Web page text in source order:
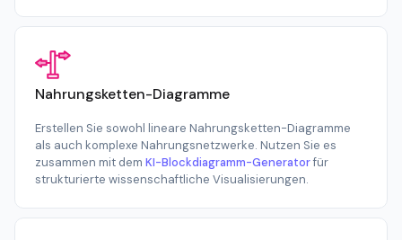
Nahrungsketten-Diagramme
Erstellen Sie sowohl lineare Nahrungsketten-Diagramme
als auch komplexe Nahrungsnetzwerke. Nutzen Sie es
zusammen mit dem KI-Blockdiagramm-Generatorfür
strukturierte wissenschaftliche Visualisierungen.